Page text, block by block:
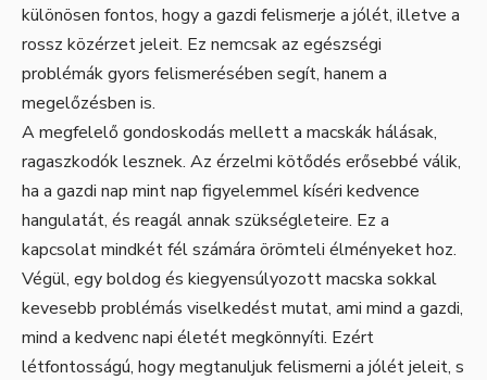
különösen fontos, hogy a gazdi felismerje a jólét, illetve a
rossz közérzet jeleit. Ez nemcsak az egészségi
problémák gyors felismerésében segít, hanem a
megelőzésben is.
A megfelelő gondoskodás mellett a macskák hálásak,
ragaszkodók lesznek. Az érzelmi kötődés erősebbé válik,
ha a gazdi nap mint nap figyelemmel kíséri kedvence
hangulatát, és reagál annak szükségleteire. Ez a
kapcsolat mindkét fél számára örömteli élményeket hoz.
Végül, egy boldog és kiegyensúlyozott macska sokkal
kevesebb problémás viselkedést mutat, ami mind a gazdi,
mind a kedvenc napi életét megkönnyíti. Ezért
létfontosságú, hogy megtanuljuk felismerni a jólét jeleit, s